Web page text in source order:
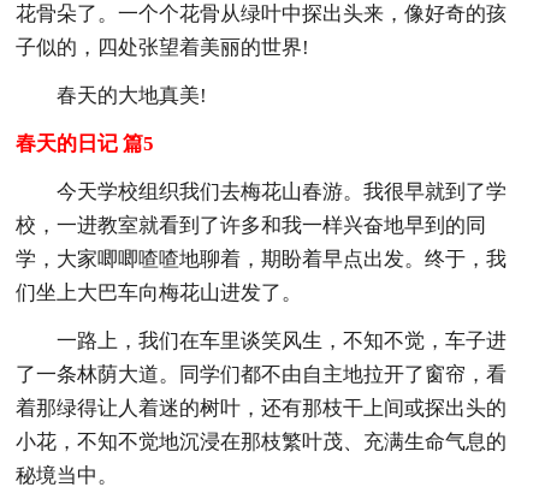
花骨朵了。一个个花骨从绿叶中探出头来，像好奇的孩
子似的，四处张望着美丽的世界!
春天的大地真美!
春天的日记 篇5
今天学校组织我们去梅花山春游。我很早就到了学
校，一进教室就看到了许多和我一样兴奋地早到的同
学，大家唧唧喳喳地聊着，期盼着早点出发。终于，我
们坐上大巴车向梅花山进发了。
一路上，我们在车里谈笑风生，不知不觉，车子进
了一条林荫大道。同学们都不由自主地拉开了窗帘，看
着那绿得让人着迷的树叶，还有那枝干上间或探出头的
小花，不知不觉地沉浸在那枝繁叶茂、充满生命气息的
秘境当中。